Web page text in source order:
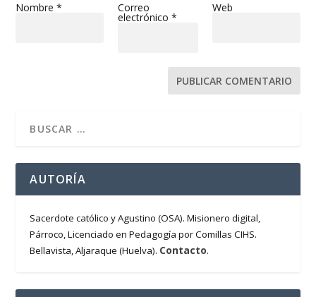
Nombre* Correo
electrónico *
Web
AUTORÍA
Sacerdote católico y Agustino (OSA). Misionero digital,
Párroco, Licenciado en Pedagogía por Comillas CIHS.
Bellavista, Aljaraque (Huelva). Contacto.